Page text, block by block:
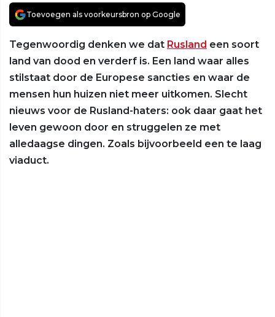
Toevoegen als voorkeursbron op Google
Tegenwoordig denken we dat Rusland een soort
land van dood en verderf is. Een land waar alles
stilstaat door de Europese sancties en waar de
mensen hun huizen niet meer uitkomen. Slecht
nieuws voor de Rusland-haters: ook daar gaat het
leven gewoon door en struggelen ze met
alledaagse dingen. Zoals bijvoorbeeld een te laag
viaduct.